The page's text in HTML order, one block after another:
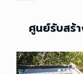
ศูนย์รั
ไท
ศูนย์รับสร้